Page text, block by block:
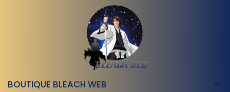
BOUTIQUE BLEACH WEB